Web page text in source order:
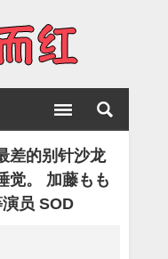
差的别针沙龙
觉。 加藤もも
员 SOD